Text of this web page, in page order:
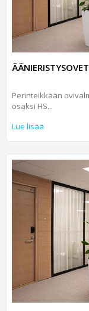
Perinteikkään
osaksi HS...
Lue lisää